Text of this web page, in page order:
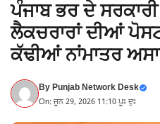
ਪੰਜਾਬ ਭਰ ਦੇ
ਲੈਕਚਰਾਰਾਂ ਦੀਆਂ
ਕੱਢੀਆਂ ਨਾਂਮਾਤਰ
ByPunjab Network Desk
On: ਜੂਨ 29, 2026 11:10 ਪੂਃ ਦੁਃ